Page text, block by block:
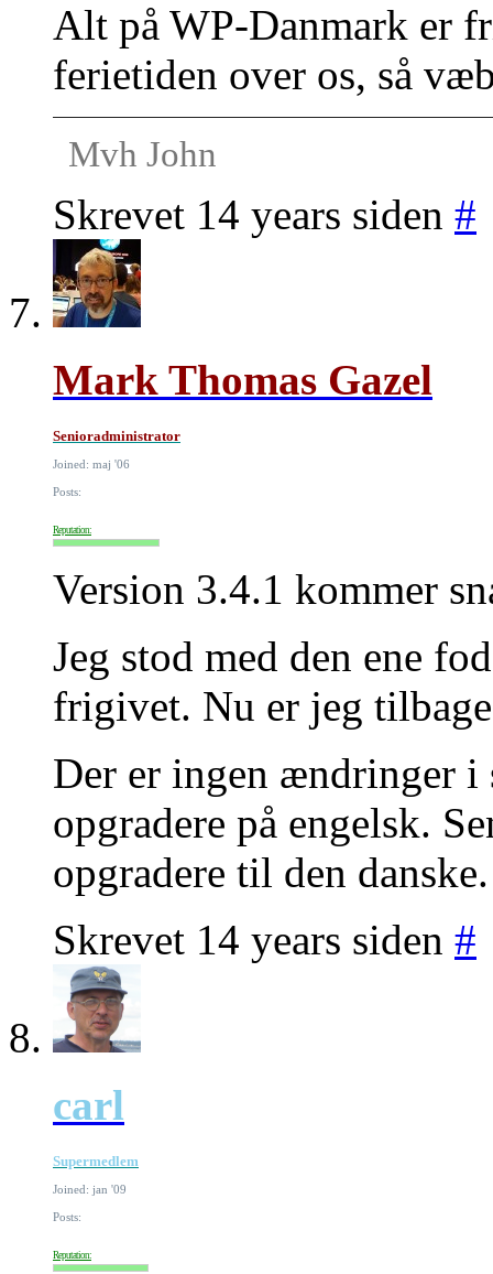
Alt på WP-Danmark er
ferietiden over os, så
Mvh John
Skrevet 14 years siden #
Mark Thomas Gazel
Senioradministrator
Joined: maj '06
Posts:
Reputation:
Version 3.4.1 kommer
Jeg stod med den ene
frigivet. Nu er jeg
Der er ingen ændringer i
opgradere på engelsk.
opgradere til den danske.
Skrevet 14 years siden #
carl
Supermedlem
Joined: jan '09
Posts:
Reputation: